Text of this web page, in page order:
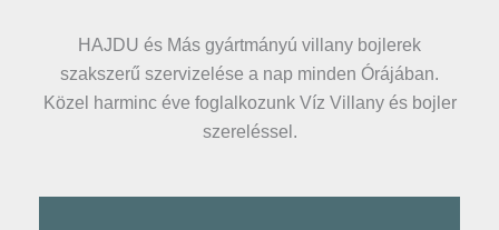
HAJDU és Más gyártmányú villany bojlerek
szakszerű szervizelése a nap minden Órájában.
Közel harminc éve foglalkozunk Víz Villany és bojler
szereléssel.